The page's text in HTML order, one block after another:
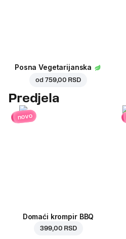
Posna Vegetarijanska
od 759,00 RSD
Predjela
novo
Domaći krompir BBQ
399,00 RSD